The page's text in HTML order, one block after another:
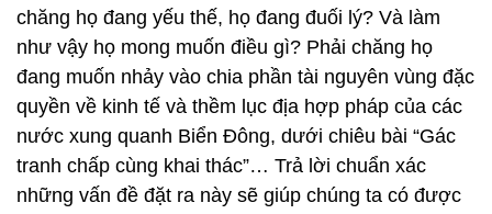
chăng họ đang yếu thế, họ đang đuối lý? Và làm
như vậy họ mong muốn điều gì? Phải chăng họ
đang muốn nhảy vào chia phần tài nguyên vùng đặc
quyền về kinh tế và thềm lục địa hợp pháp của các
nước xung quanh Biển Đông, dưới chiêu bài “Gác
tranh chấp cùng khai thác”… Trả lời chuẩn xác
những vấn đề đặt ra này sẽ giúp chúng ta có được